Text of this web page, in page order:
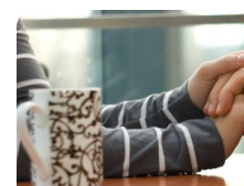
Familia
Ayuda
Cursos